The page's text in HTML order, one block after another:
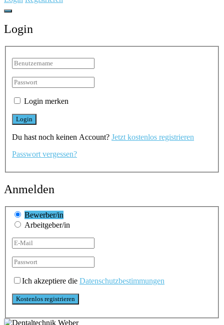
Login
Login merken
Du hast noch keinen Account? Jetzt kostenlos registrieren
Passwort vergessen?
Anmelden
Bewerber/in
Arbeitgeber/in
Ich akzeptiere die Datenschutzbestimmungen